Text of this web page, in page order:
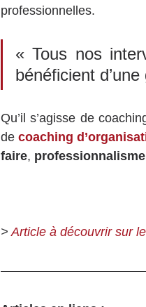
professionnelles.
« Tous nos
bénéficient
Qu’il s’agisse de
de coaching
faire, professionnalisme
> Article à découvrir sur